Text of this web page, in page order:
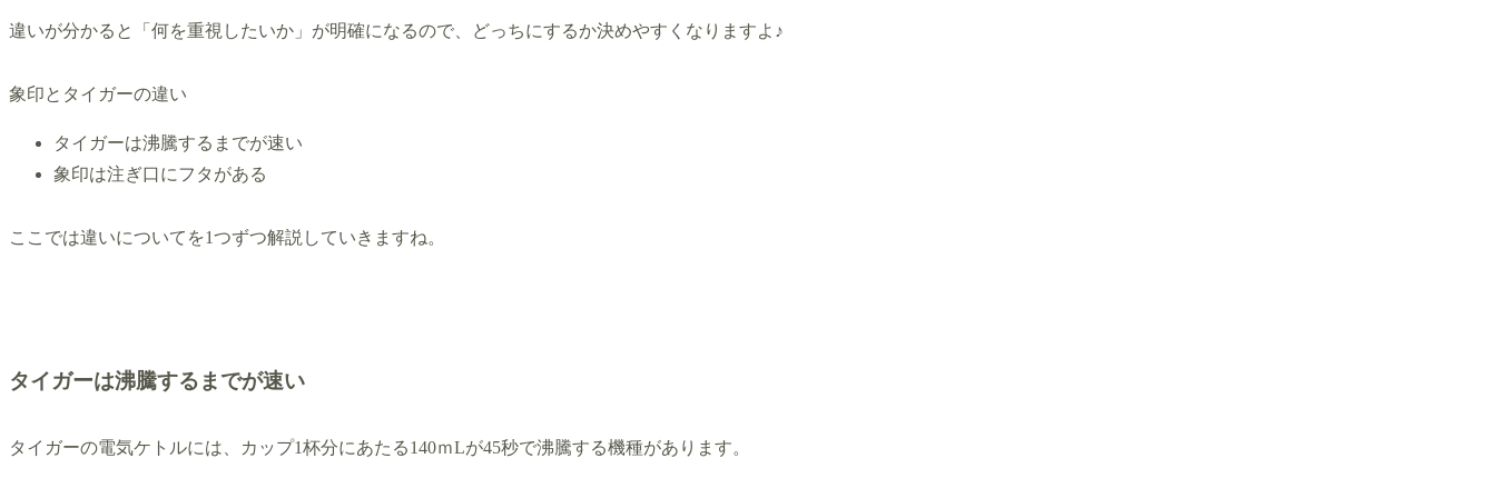
違いが分かると「何を重視したいか」が明確になるので、どっちにするか決めやすくなりますよ♪
象印とタイガーの違い
タイガーは沸騰するまでが速い
象印は注ぎ口にフタがある
ここでは違いについてを1つずつ解説していきますね。
タイガーは沸騰するまでが速い
タイガーの電気ケトルには、カップ1杯分にあたる140ｍLが45秒で沸騰する機種があります。